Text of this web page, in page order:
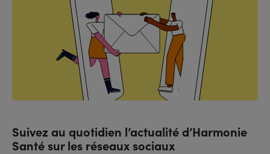
Suivez au quotidien l’actualité d’Harmonie
Santé sur les réseaux sociaux